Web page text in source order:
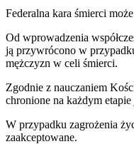
Federalna kara śmierci
Od wprowadzenia
ją przywrócono w
mężczyzn w celi śmierci.
Zgodnie z nauczaniem
chronione na każdym
W przypadku zagrożenia
zaakceptowane.